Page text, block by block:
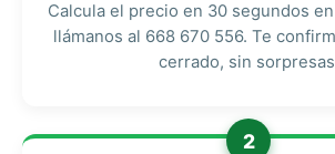
Calcula el precio en 30 segundos
llámanos al 668 670 556. Te
cerrado, sin
2